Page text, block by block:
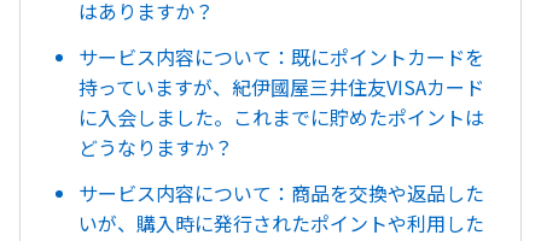
はありますか？
サービス内容について：既にポイントカードを
持っていますが、紀伊國屋三井住友VISAカード
に入会しました。これまでに貯めたポイントは
どうなりますか？
サービス内容について：商品を交換や返品した
いが、購入時に発行されたポイントや利用した